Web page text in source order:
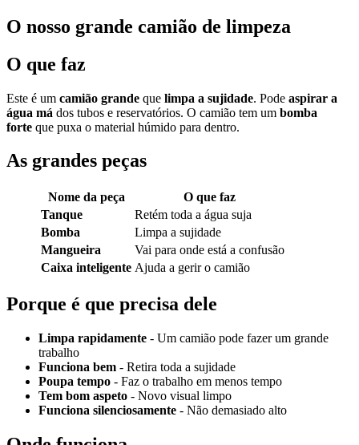
O nosso grande camião de limpeza
O que faz
Este é um camião grande que limpa a sujidade. Pode aspirar a
água má dos tubos e reservatórios. O camião tem um bomba
forte que puxa o material húmido para dentro.
As grandes peças
Nome da peça
O que faz
Tanque
Retém toda a água suja
Bomba
Limpa a sujidade
Mangueira
Vai para onde está a confusão
Caixa inteligente Ajuda a gerir o camião
Porque é que precisa dele
Limpa rapidamente - Um camião pode fazer um grande
trabalho
Funciona bem - Retira toda a sujidade
Poupa tempo - Faz o trabalho em menos tempo
Tem bom aspeto - Novo visual limpo
Funciona silenciosamente - Não demasiado alto